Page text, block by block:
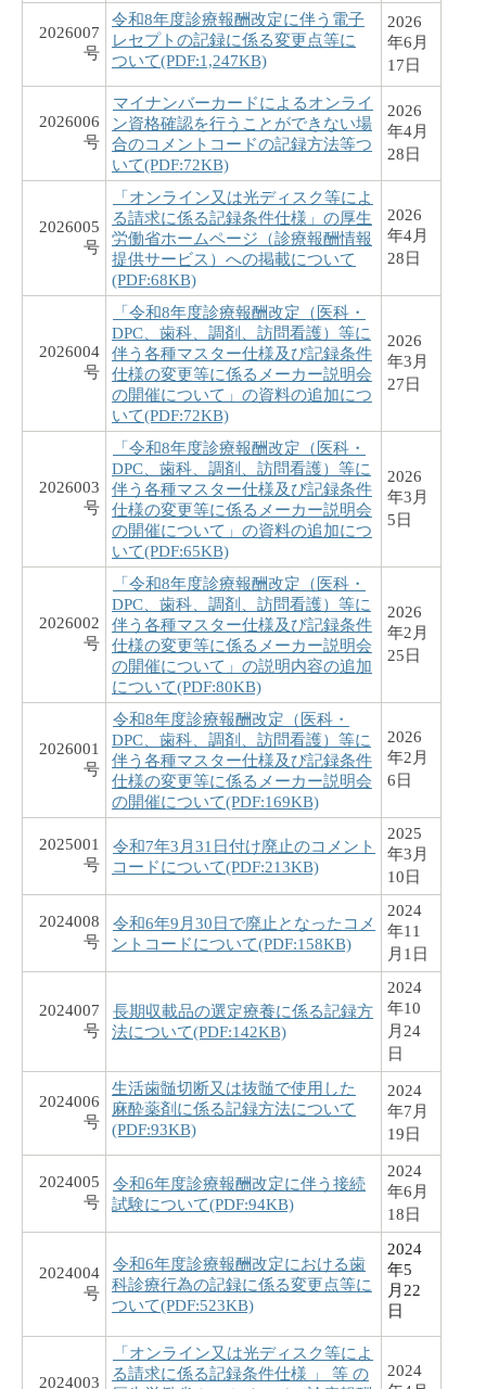
2026007
号
令和8年度診療報酬改定に伴う電子
レセプトの記録に係る変更点等に
ついて(PDF:1,247KB)
2026
年6月
17日
2026006
号
マイナンバーカードによるオンライ
ン資格確認を行うことができない場
合のコメントコードの記録方法等つ
いて(PDF:72KB)
2026
年4月
28日
2026005
号
「オンライン又は光ディスク等によ
る請求に係る記録条件仕様」の厚生
労働省ホームページ（診療報酬情報
提供サービス）への掲載について
(PDF:68KB)
2026
年4月
28日
2026004
号
「令和8年度診療報酬改定（医科・
DPC、歯科、調剤、訪問看護）等に
伴う各種マスター仕様及び記録条件
仕様の変更等に係るメーカー説明会
の開催について」の資料の追加につ
いて(PDF:72KB)
2026
年3月
27日
2026003
号
「令和8年度診療報酬改定（医科・
DPC、歯科、調剤、訪問看護）等に
伴う各種マスター仕様及び記録条件
仕様の変更等に係るメーカー説明会
の開催について」の資料の追加につ
いて(PDF:65KB)
2026
年3月
5日
2026002
号
「令和8年度診療報酬改定（医科・
DPC、歯科、調剤、訪問看護）等に
伴う各種マスター仕様及び記録条件
仕様の変更等に係るメーカー説明会
の開催について」の説明内容の追加
について(PDF:80KB)
2026
年2月
25日
2026001
号
令和8年度診療報酬改定（医科・
DPC、歯科、調剤、訪問看護）等に
伴う各種マスター仕様及び記録条件
仕様の変更等に係るメーカー説明会
の開催について(PDF:169KB)
2026
年2月
6日
2025001
号
令和7年3月31日付け廃止のコメント
コードについて(PDF:213KB)
2025
年3月
10日
2024008
号
令和6年9月30日で廃止となったコメ
ントコードについて(PDF:158KB)
2024
年11
月1日
2024007
号
長期収載品の選定療養に係る記録方
法について(PDF:142KB)
2024
年10
月24
日
2024006
号
生活歯髄切断又は抜髄で使用した
麻酔薬剤に係る記録方法について
(PDF:93KB)
2024
年7月
19日
2024005
号
令和6年度診療報酬改定に伴う接続
試験について(PDF:94KB)
2024
年6月
18日
2024004
号
令和6年度診療報酬改定における歯
科診療行為の記録に係る変更点等に
ついて(PDF:523KB)
2024
年5
月22
日
2024003
「オンライン又は光ディスク等によ
る請求に係る記録条件仕様 」 等 の
2024